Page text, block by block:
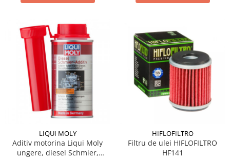
LIQUI MOLY
Aditiv motorina Liqui Moly
ungere, diesel Schmier,
HIFLOFILTRO
Filtru de ulei HIFLOFILTRO
HF141